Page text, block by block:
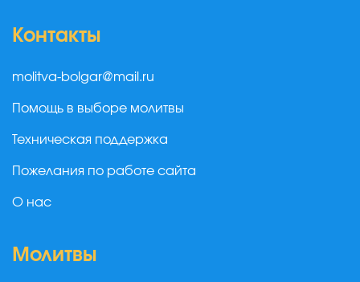
Контакты
molitva-bolgar@mail.ru
Помощь в выборе молитвы
Техническая поддержка
Пожелания по работе сайта
О нас
Молитвы